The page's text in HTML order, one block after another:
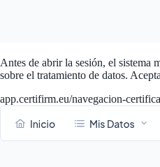
Antes de abrir la sesión, el sistema
sobre el tratamiento de datos.
app.certifirm.eu/navegacion-